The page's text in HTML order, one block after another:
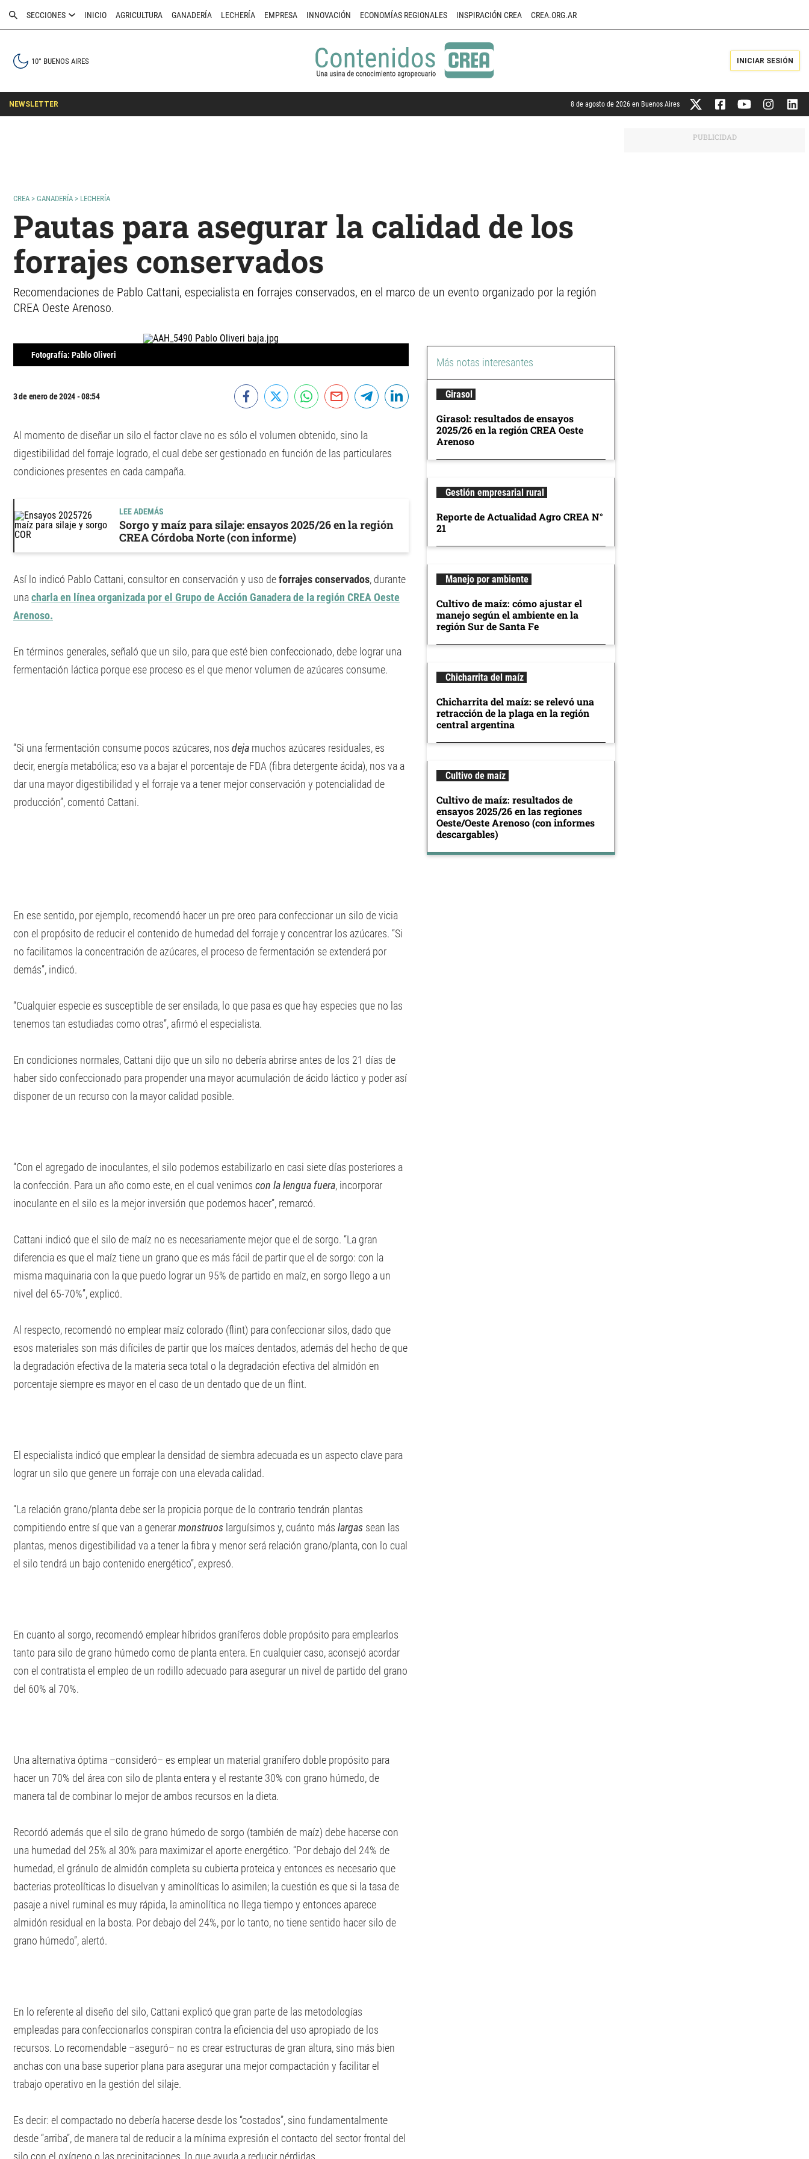
SECCIONES INICIO AGRICULTURA GANADERÍA LECHERÍA EMPRESA INNOVACIÓN ECONOMÍAS REGIONALES INSPIRACIÓN CREA CREA.ORG.AR
10° BUENOS AIRES INICIAR SESIÓN
NEWSLETTER 8 de agosto de 2026 en Buenos Aires
CREA > GANADERÍA > LECHERÍA
Pautas para asegurar la calidad de los
forrajes conservados
Recomendaciones de Pablo Cattani, especialista en forrajes conservados, en el marco de un evento organizado por la región
CREA Oeste Arenoso.
Fotografía: Pablo Oliveri
3 de enero de 2024 - 08:54
Al momento de diseñar un silo el factor clave no es sólo el volumen obtenido, sino la
digestibilidad del forraje logrado, el cual debe ser gestionado en función de las particulares
condiciones presentes en cada campaña.
LEE ADEMÁS
Sorgo y maíz para silaje: ensayos 2025/26 en la región
CREA Córdoba Norte (con informe)
Así lo indicó Pablo Cattani, consultor en conservación y uso deforrajes conservados, durante
unacharla en línea organizada por el Grupo de Acción Ganadera de la región CREA Oeste
Arenoso.
En términos generales, señaló que un silo, para que esté bien confeccionado, debe lograr una
fermentación láctica porque ese proceso es el que menor volumen de azúcares consume.
“Si una fermentación consume pocos azúcares, nos deja muchos azúcares residuales, es
decir, energía metabólica; eso va a bajar el porcentaje de FDA (fibra detergente ácida), nos va a
dar una mayor digestibilidad y el forraje va a tener mejor conservación y potencialidad de
producción”, comentó Cattani.
En ese sentido, por ejemplo, recomendó hacer un pre oreo para confeccionar un silo de vicia
con el propósito de reducir el contenido de humedad del forraje y concentrar los azúcares. “Si
no facilitamos la concentración de azúcares, el proceso de fermentación se extenderá por
demás”, indicó.
“Cualquier especie es susceptible de ser ensilada, lo que pasa es que hay especies que no las
tenemos tan estudiadas como otras”, afirmó el especialista.
En condiciones normales, Cattani dijo que un silo no debería abrirse antes de los 21 días de
haber sido confeccionado para propender una mayor acumulación de ácido láctico y poder así
disponer de un recurso con la mayor calidad posible.
“Con el agregado de inoculantes, el silo podemos estabilizarlo en casi siete días posteriores a
la confección. Para un año como este, en el cual venimos con la lengua fuera, incorporar
inoculante en el silo es la mejor inversión que podemos hacer”, remarcó.
Cattani indicó que el silo de maíz no es necesariamente mejor que el de sorgo. “La gran
diferencia es que el maíz tiene un grano que es más fácil de partir que el de sorgo: con la
misma maquinaria con la que puedo lograr un 95% de partido en maíz, en sorgo llego a un
nivel del 65-70%”, explicó.
Al respecto, recomendó no emplear maíz colorado (flint) para confeccionar silos, dado que
esos materiales son más difíciles de partir que los maíces dentados, además del hecho de que
la degradación efectiva de la materia seca total o la degradación efectiva del almidón en
porcentaje siempre es mayor en el caso de un dentado que de un flint.
El especialista indicó que emplear la densidad de siembra adecuada es un aspecto clave para
lograr un silo que genere un forraje con una elevada calidad.
“La relación grano/planta debe ser la propicia porque de lo contrario tendrán plantas
compitiendo entre sí que van a generarmonstruos larguísimos y, cuánto más largas sean las
plantas, menos digestibilidad va a tener la fibra y menor será relación grano/planta, con lo cual
el silo tendrá un bajo contenido energético”, expresó.
En cuanto al sorgo, recomendó emplear híbridos graníferos doble propósito para emplearlos
tanto para silo de grano húmedo como de planta entera. En cualquier caso, aconsejó acordar
con el contratista el empleo de un rodillo adecuado para asegurar un nivel de partido del grano
del 60% al 70%.
Una alternativa óptima –consideró– es emplear un material granífero doble propósito para
hacer un 70% del área con silo de planta entera y el restante 30% con grano húmedo, de
manera tal de combinar lo mejor de ambos recursos en la dieta.
Recordó además que el silo de grano húmedo de sorgo (también de maíz) debe hacerse con
una humedad del 25% al 30% para maximizar el aporte energético. “Por debajo del 24% de
humedad, el gránulo de almidón completa su cubierta proteica y entonces es necesario que
bacterias proteolíticas lo disuelvan y aminolíticas lo asimilen; la cuestión es que si la tasa de
pasaje a nivel ruminal es muy rápida, la aminolítica no llega tiempo y entonces aparece
almidón residual en la bosta. Por debajo del 24%, por lo tanto, no tiene sentido hacer silo de
grano húmedo”, alertó.
En lo referente al diseño del silo, Cattani explicó que gran parte de las metodologías
empleadas para confeccionarlos conspiran contra la eficiencia del uso apropiado de los
recursos. Lo recomendable –aseguró– no es crear estructuras de gran altura, sino más bien
anchas con una base superior plana para asegurar una mejor compactación y facilitar el
trabajo operativo en la gestión del silaje.
Es decir: el compactado no debería hacerse desde los “costados”, sino fundamentalmente
desde “arriba”, de manera tal de reducir a la mínima expresión el contacto del sector frontal del
silo con el oxígeno o las precipitaciones, lo que ayuda a reducir pérdidas.
Más notas interesantes
Girasol
Girasol: resultados de ensayos
2025/26 en la región CREA Oeste
Arenoso
Gestión empresarial rural
Reporte de Actualidad Agro CREA N°
21
Manejo por ambiente
Cultivo de maíz: cómo ajustar el
manejo según el ambiente en la
región Sur de Santa Fe
Chicharrita del maíz
Chicharrita del maíz: se relevó una
retracción de la plaga en la región
central argentina
Cultivo de maíz
Cultivo de maíz: resultados de
ensayos 2025/26 en las regiones
Oeste/Oeste Arenoso (con informes
descargables)